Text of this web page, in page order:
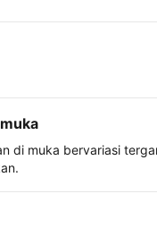
di muka bervariasi